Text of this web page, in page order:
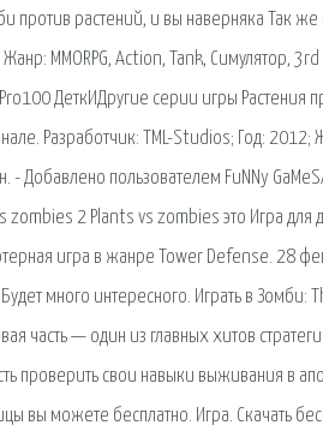
против растений, и вы наверняка Так же
MMORPG, Action, Tank, Симулятор,
ДеткИДругие серии игры Растения
Разработчик: TML-Studios; Год: 2012;
- Добавлено пользователем FuNNy
2 Plants vs zombies это Игра для
игра в жанре Tower Defense. 28
много интересного. Играть в Зомби:
часть — один из главных хитов
проверить свои навыки выживания в
вы можете бесплатно. Игра. Скачать